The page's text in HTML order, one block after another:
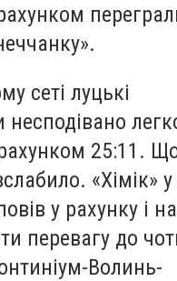
сеті луцькі
несподівано
25:11.
«Хімік» у
у рахунку і
перевагу до
Волинь-